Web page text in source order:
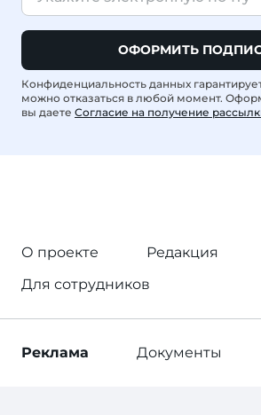
ОФОРМИТЬ
Конфиденциальность данных
можно отказаться в любой момент.
вы даете Согласие на получение
О проекте
Редакция
Для сотрудников
Реклама Документы